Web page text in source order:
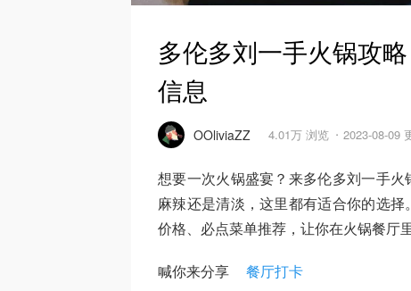
多伦多刘一手火锅攻
信息
OOliviaZZ 4.01万 浏览 2023-08-09
想要一次火锅盛宴？来多伦多刘一手
麻辣还是清淡，这里都有适合你的选
价格、必点菜单推荐，让你在火锅餐厅
喊你来分享 餐厅打卡